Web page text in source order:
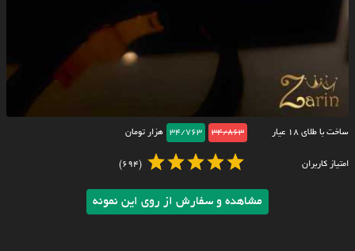
ساخت با طلای ۱۸ عیار 34/863
34/763 هزار تومان
امتیاز کاربران (694)
مشاهده و سفارش از روی این نمونه